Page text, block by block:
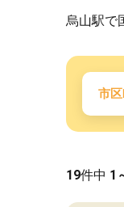
烏山駅で
市
19件中 1